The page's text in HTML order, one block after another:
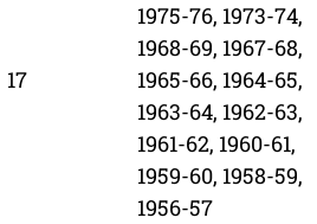
17
1975-76, 1973-74,
1968-69, 1967-68,
1965-66, 1964-65,
1963-64, 1962-63,
1961-62, 1960-61,
1959-60, 1958-59,
1956-57